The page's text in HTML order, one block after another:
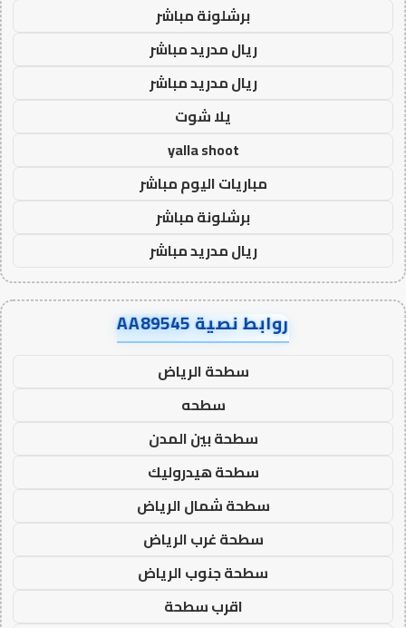
برشلونة مباشر
ريال مدريد مباشر
ريال مدريد مباشر
يلا شوت
yalla shoot
مباريات اليوم مباشر
برشلونة مباشر
ريال مدريد مباشر
روابط نصية AA89545
سطحة الرياض
سطحه
سطحة بين المدن
سطحة هيدروليك
سطحة شمال الرياض
سطحة غرب الرياض
سطحة جنوب الرياض
اقرب سطحة